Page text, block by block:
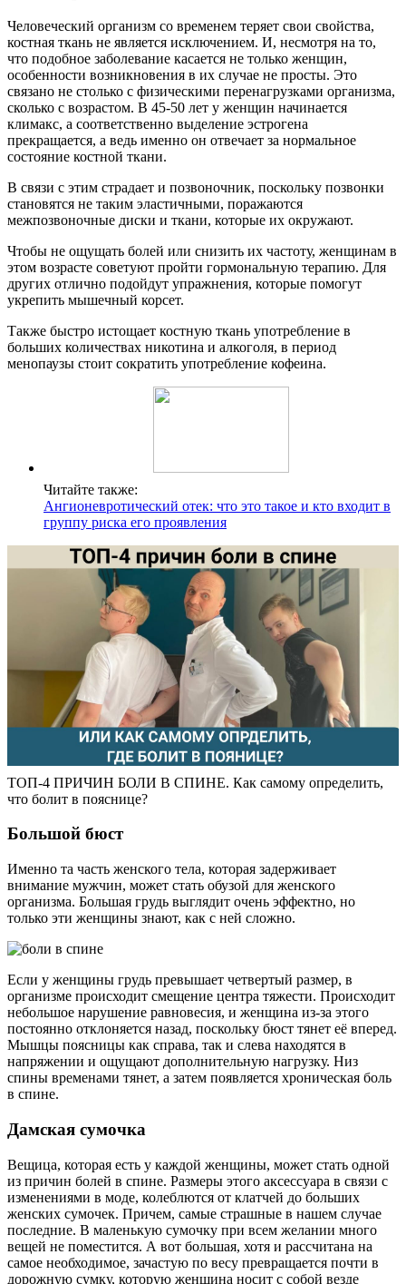
Человеческий организм со временем теряет свои свойства,
костная ткань не является исключением. И, несмотря на то,
что подобное заболевание касается не только женщин,
особенности возникновения в их случае не просты. Это
связано не столько с физическими перенагрузками организма,
сколько с возрастом. В 45-50 лет у женщин начинается
климакс, а соответственно выделение эстрогена
прекращается, а ведь именно он отвечает за нормальное
состояние костной ткани.
В связи с этим страдает и позвоночник, поскольку позвонки
становятся не таким эластичными, поражаются
межпозвоночные диски и ткани, которые их окружают.
Чтобы не ощущать болей или снизить их частоту, женщинам в
этом возрасте советуют пройти гормональную терапию. Для
других отлично подойдут упражнения, которые помогут
укрепить мышечный корсет.
Также быстро истощает костную ткань употребление в
больших количествах никотина и алкоголя, в период
менопаузы стоит сократить употребление кофеина.
Читайте также:
Ангионевротический отек: что это такое и кто входит в
группу риска его проявления
ТОП-4 ПРИЧИН БОЛИ В СПИНЕ. Как самому определить,
что болит в пояснице?
Большой бюст
Именно та часть женского тела, которая задерживает
внимание мужчин, может стать обузой для женского
организма. Большая грудь выглядит очень эффектно, но
только эти женщины знают, как с ней сложно.
Если у женщины грудь превышает четвертый размер, в
организме происходит смещение центра тяжести. Происходит
небольшое нарушение равновесия, и женщина из-за этого
постоянно отклоняется назад, поскольку бюст тянет её вперед.
Мышцы поясницы как справа, так и слева находятся в
напряжении и ощущают дополнительную нагрузку. Низ
спины временами тянет, а затем появляется хроническая боль
в спине.
Дамская сумочка
Вещица, которая есть у каждой женщины, может стать одной
из причин болей в спине. Размеры этого аксессуара в связи с
изменениями в моде, колеблются от клатчей до больших
женских сумочек. Причем, самые страшные в нашем случае
последние. В маленькую сумочку при всем желании много
вещей не поместится. А вот большая, хотя и рассчитана на
самое необходимое, зачастую по весу превращается почти в
дорожную сумку, которую женщина носит с собой везде